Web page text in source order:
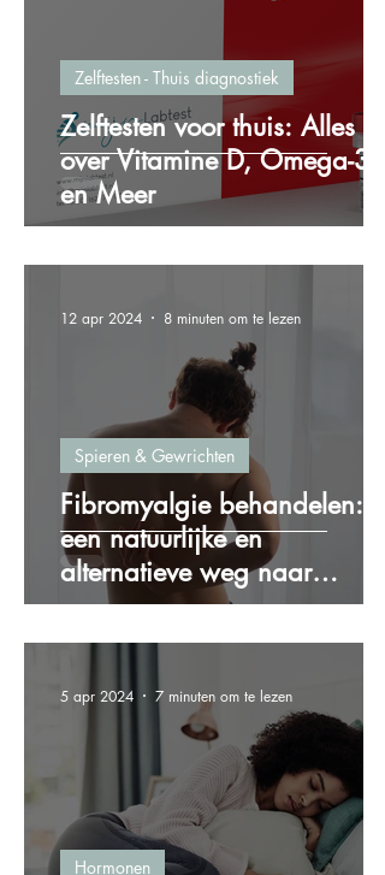
Zelftesten voor thuis: Alles
over Vitamine D, Omega-3
en Meer
Zelftesten - Thuis diagnostiek
Fibromyalgie behandelen:
een natuurlijke en
alternatieve weg naar
verlichting
Spieren & Gewrichten
12 apr 2024 8 minuten om te lezen
Hormonen
5 apr 2024 7 minuten om te lezen